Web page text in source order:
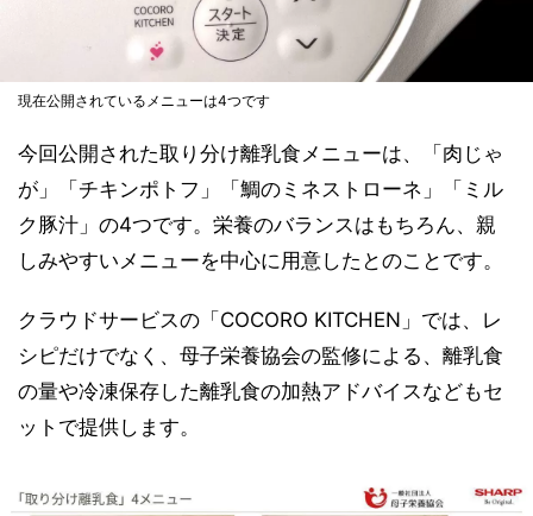
現在公開されているメニューは4つです
今回公開された取り分け離乳食メニューは、「肉じゃ
が」「チキンポトフ」「鯛のミネストローネ」「ミル
ク豚汁」の4つです。栄養のバランスはもちろん、親
しみやすいメニューを中心に用意したとのことです。
クラウドサービスの「COCORO KITCHEN」では、レ
シピだけでなく、母子栄養協会の監修による、離乳食
の量や冷凍保存した離乳食の加熱アドバイスなどもセ
ットで提供します。